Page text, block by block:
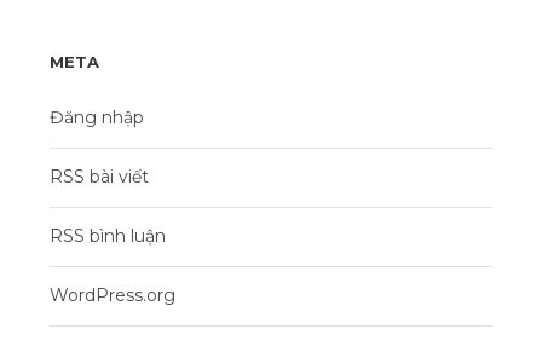
META
Đăng nhập
RSS bài viết
RSS bình luận
WordPress.org